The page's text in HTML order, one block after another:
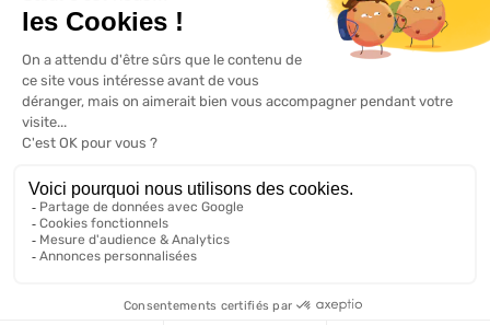
A propos de 100% volets roulant FAQ Avis clients
Conditions générales de vente Mentions légales
2026 ©, Tous droits réservés